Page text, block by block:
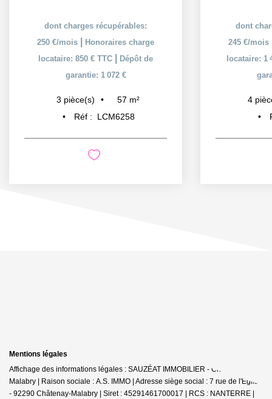
dont charges récupérables:
250 €/mois
Honoraires charge
locataire: 850 € TTC
Dépôt de
garantie: 1 072 €
3 pièce(s) 57 m²
Réf :
LCM6258
dont
245 €/mois
locataire: 1
4
Mentions légales
Affichage des informations légales : SAUZÉAT IMMOBILIER - Châtenay-
Malabry | Raison sociale : A.S. IMMO | Adresse siège social : 7 rue de l'Église
- 92290 Châtenay-Malabry | Siret : 45291461700017 | RCS : NANTERRE |